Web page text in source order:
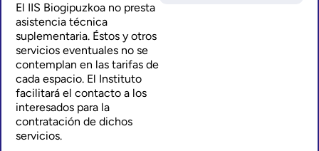
El IIS Biogipuzkoa no presta
asistencia técnica
suplementaria. Éstos y otros
servicios eventuales no se
contemplan en las tarifas de
cada espacio. El Instituto
facilitará el contacto a los
interesados para la
contratación de dichos
servicios.